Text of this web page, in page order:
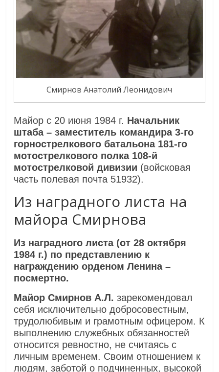
Смирнов Анатолий Леонидович
Майор с 20 июня 1984 г. Начальник
штаба – заместитель командира 3-го
горнострелкового батальона 181-го
мотострелкового полка 108-й
мотострелковой дивизии (войсковая
часть полевая почта 51932).
Из наградного листа на
майора Смирнова
Из наградного листа (от 28 октября
1984 г.) по представлению к
награждению орденом Ленина –
посмертно.
Майор Смирнов А.Л. зарекомендовал
себя исключительно добросовестным,
трудолюбивым и грамотным офицером. К
выполнению служебных обязанностей
относится ревностно, не считаясь с
личным временем. Своим отношением к
людям, заботой о подчиненных, высокой